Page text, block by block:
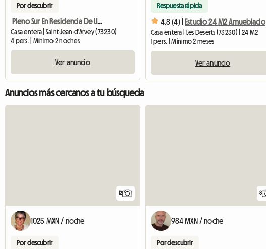
Por descubrir
Pleno Sur En Residencia De Una Sola Planta
Casa entera | Saint-Jean-d'Arvey (73230)
4 pers. | Mínimo 2 noches
Ver anuncio
Respuesta rápida
4.8 (4) | Estudio 24 M2 Amueblado
Casa entera | Les Deserts (73230) | 24 M2
1 pers. | Mínimo 2 meses
Ver anuncio
Anuncios más cercanos a tu búsqueda
12
1025 MXN / noche
Por descubrir
8
984 MXN / noche
Por descubrir